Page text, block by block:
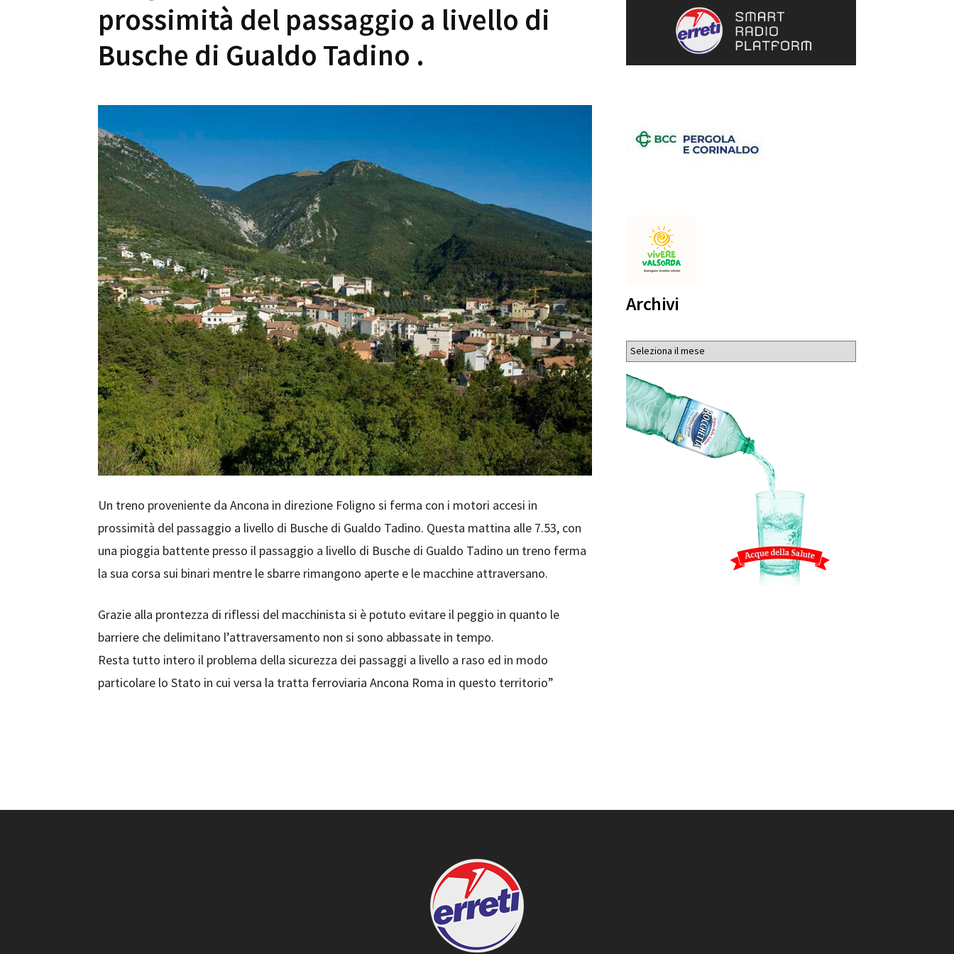
prossimità del passaggio a livello di
Busche di Gualdo Tadino .
Un treno proveniente da Ancona in direzione Foligno si ferma con i motori accesi in
prossimità del passaggio a livello di Busche di Gualdo Tadino. Questa mattina alle 7.53, con
una pioggia battente presso il passaggio a livello di Busche di Gualdo Tadino un treno ferma
la sua corsa sui binari mentre le sbarre rimangono aperte e le macchine attraversano.
Grazie alla prontezza di riflessi del macchinista si è potuto evitare il peggio in quanto le
barriere che delimitano l’attraversamento non si sono abbassate in tempo.
Resta tutto intero il problema della sicurezza dei passaggi a livello a raso ed in modo
particolare lo Stato in cui versa la tratta ferroviaria Ancona Roma in questo territorio”
Archivi
Archivi